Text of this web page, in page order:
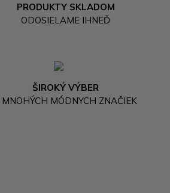
PRODUKTY SKLADOM
ODOSIELAME IHNEĎ
ŠIROKÝ VÝBER
MNOHÝCH MÓDNYCH ZNAČIEK